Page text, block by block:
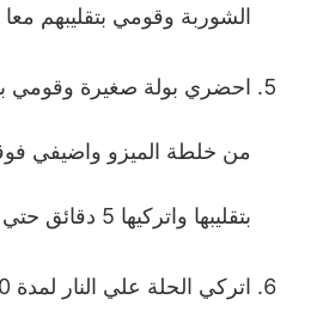
الشوربة وقومي بتقليبهم
احضري بولة صغيرة وقومي
من خلطة الميزو واضيفي
بتقليبها واتركيها 5 دقائق حتي يفك قليلا.